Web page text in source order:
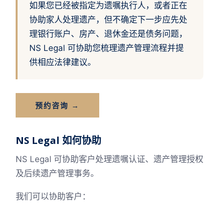
如果您已经被指定为遗嘱执行人，或者正在
协助家人处理遗产，但不确定下一步应先处
理银行账户、房产、退休金还是债务问题，
NS Legal 可协助您梳理遗产管理流程并提
供相应法律建议。
预约咨询 →
NS Legal 如何协助
NS Legal 可协助客户处理遗嘱认证、遗产管理授权
及后续遗产管理事务。
我们可以协助客户：